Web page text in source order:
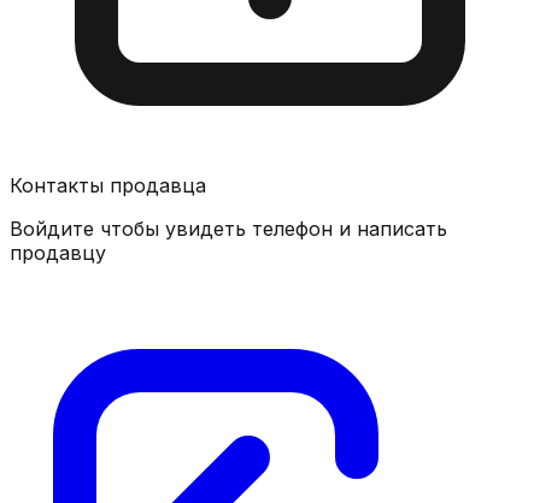
Контакты продавца
Войдите чтобы увидеть телефон и написать
продавцу